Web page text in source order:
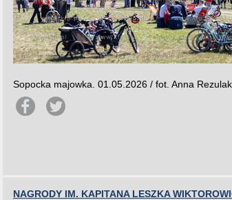
Sopocka majowka. 01.05.2026 / fot. Anna
NAGRODY IM. KAPITANA LESZKA